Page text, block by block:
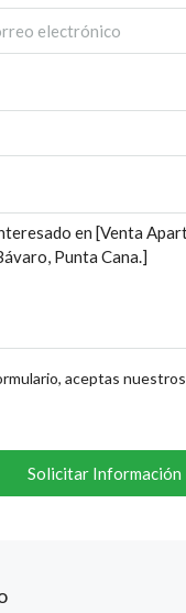
aceptas nuestros
Solicitar Información